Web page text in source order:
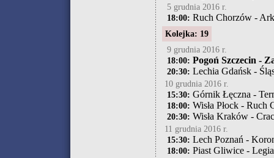
5 grudnia 2016 r.
18:00: Ruch Chorzów -
Kolejka: 19
9 grudnia 2016 r.
18:00: Pogoń Szczecin -
20:30: Lechia Gdańsk -
10 grudnia 2016 r.
15:30: Górnik Łęczna -
18:00: Wisła Płock - Ruch
20:30: Wisła Kraków -
11 grudnia 2016 r.
15:30: Lech Poznań -
18:00: Piast Gliwice -